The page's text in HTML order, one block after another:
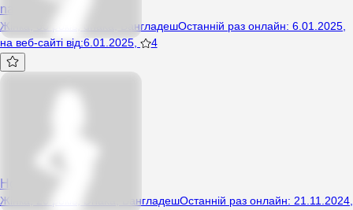
nazia
Жінка, 38 років, dhaka, БангладешОстанній раз онлайн: 6.01.2025
на веб-сайті від:6.01.2025 4
Hdjjgfdr
Жінка, 26 років, Dhaka, БангладешОстанній раз онлайн: 21.11.2024